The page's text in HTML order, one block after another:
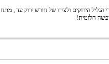
הגליל הירוקים ולצידו של חורש ירוק עד ,
חלומית!